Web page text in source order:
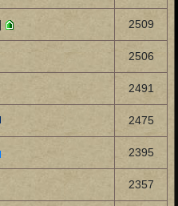
2509
2506
2491
2475
2395
2357